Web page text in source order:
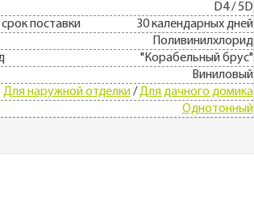
D4 / 5D
поставки
30 календарных дней
Поливинилхлорид
"Корабельный брус"
Виниловый
Для наружной отделки/Для дачного домика
Однотонный